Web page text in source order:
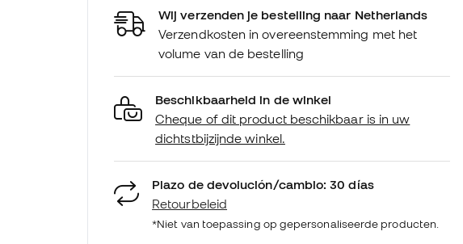
Wij verzenden je bestelling naar Netherlands
Verzendkosten in overeenstemming met het
volume van de bestelling
Beschikbaarheid in de winkel
Cheque of dit product beschikbaar is in uw
dichtstbijzijnde winkel.
Plazo de devolución/cambio: 30 días
Retourbeleid
*Niet van toepassing op gepersonaliseerde producten.